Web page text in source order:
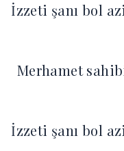
İzzeti şanı bol
Merhamet
İzzeti şanı bol